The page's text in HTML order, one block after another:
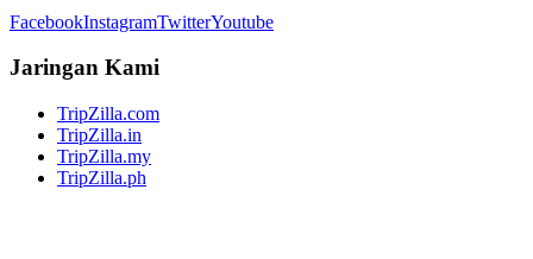
FacebookInstagramTwitterYoutube
Jaringan Kami
TripZilla.com
TripZilla.in
TripZilla.my
TripZilla.ph